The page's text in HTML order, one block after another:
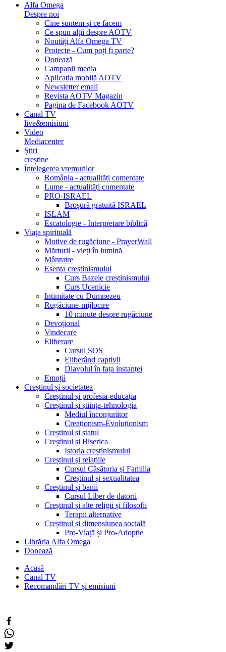
Alfa Omega
Despre noi
Cine suntem și ce facem
Ce spun alții despre AOTV
Noutăți Alfa Omega TV
Proiecte - Cum poți fi parte?
Donează
Campanii media
Aplicația mobilă AOTV
Newsletter email
Revista AOTV Magazin
Pagina de Facebook AOTV
Canal TV
live&emisiuni
Video
Mediacenter
Știri
creștine
Înțelegerea vremurilor
România - actualități comentate
Lume - actualități comentate
PRO-ISRAEL
Broșură gratuită ISRAEL
ISLAM
Escatologie - Interpretare biblică
Viața spirituală
Motive de rugăciune - PrayerWall
Mărturii - vieți în lumină
Mântuire
Esența creștinismului
Curs Bazele creștinismului
Curs Ucenicie
Intimitate cu Dumnezeu
Rugăciune-mijlocire
10 minute despre rugăciune
Devoțional
Vindecare
Eliberare
Cursul SOS
Eliberând captivii
Diavolul în fața instanței
Emoții
Creștinul și societatea
Creștinul și profesia-educația
Creștinul și știința-tehnologia
Mediul înconjurător
Creaționism-Evoluționism
Creștinul și statul
Creștinul și Biserica
Istoria creștinismului
Creștinul și relațiile
Cursul Căsătoria și Familia
Creștinul și sexualitatea
Creștinul și banii
Cursul Liber de datorii
Creștinul și alte religii și filosofii
Terapii alternative
Creștinul și dimensiunea socială
Pro-Viață și Pro-Adopție
Librăria Alfa Omega
Donează
Acasă
Canal TV
Recomandări TV și emisiuni